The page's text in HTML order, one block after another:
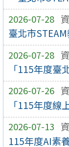
2026-07-28
臺北市
2026-07-28
「115年度臺
2026-07-26
「115年度線
2026-07-13
115年度AI素